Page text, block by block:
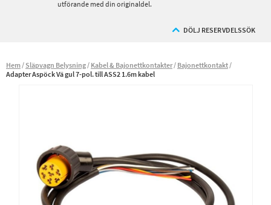
utförande med din originaldel.
DÖLJ RESERVDELSSÖK
Hem Släpvagn Belysning Kabel & Bajonettkontakter Bajonettkontakt
Adapter Aspöck Vä gul 7-pol. till ASS2 1.6m kabel